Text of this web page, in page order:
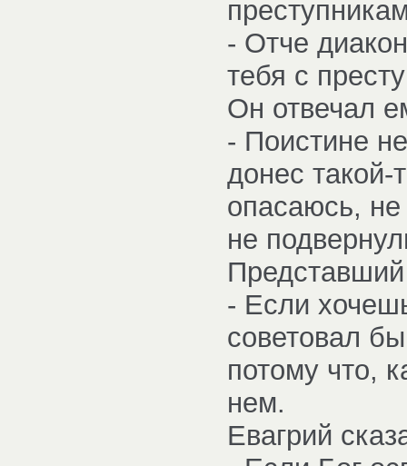
- Отче
тебя с
Он отвечал
- Поистине
донес такой-
опасаюсь,
не
- Если
советовал
потому что,
нем.
Евагрий